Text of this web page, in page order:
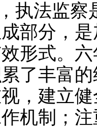
执法监察
部分，
形式。
了丰富
，建立
机制；